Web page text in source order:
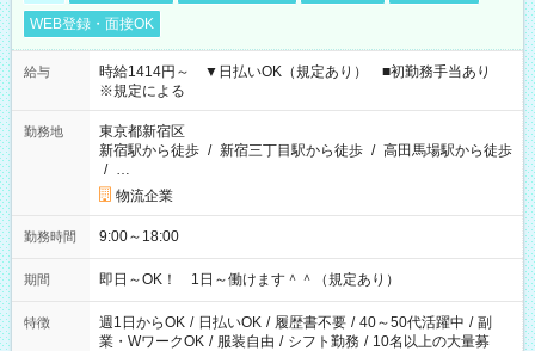
WEB登録・面接OK
給与
時給1414円～ ▼日払いOK（規定あり） ■初勤務手当あり
※規定による
勤務地
東京都新宿区
新宿駅から徒歩 / 新宿三丁目駅から徒歩 / 高田馬場駅から徒歩
/ …
物流企業
勤務時間 9:00～18:00
期間 即日～OK！ 1日～働けます＾＾（規定あり）
特徴 週1日からOK / 日払いOK / 履歴書不要 / 40～50代活躍中 / 副
業・WワークOK / 服装自由 / シフト勤務 / 10名以上の大量募